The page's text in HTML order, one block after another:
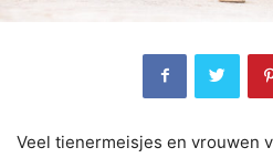
Veel tienermeisjes en vrouwen